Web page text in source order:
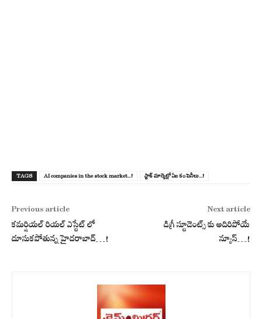
TAGS AI companies in the stock market...! స్టాక్ మార్కెట్లో ఏఐ కంపెనీలు...!
Previous article
కమర్షియల్ రియల్ ఎస్టేట్ లో
దూసుక‌పోతున్న హైద‌రాబాద్‌…!
Next article
డిగ్రీ స్టూడెంట్స్ కు అదిరిపోయే
న్యూస్…!